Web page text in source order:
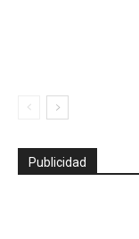
Publicidad